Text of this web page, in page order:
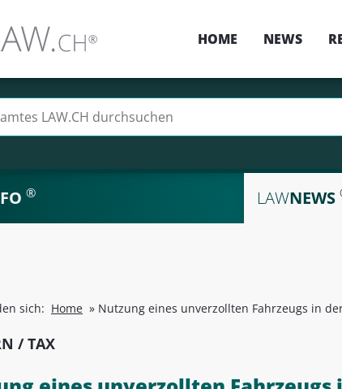
HOME NEWS
® LAWNEWS
sich: Home » Nutzung eines unverzollten Fahrzeugs in
/ TAX